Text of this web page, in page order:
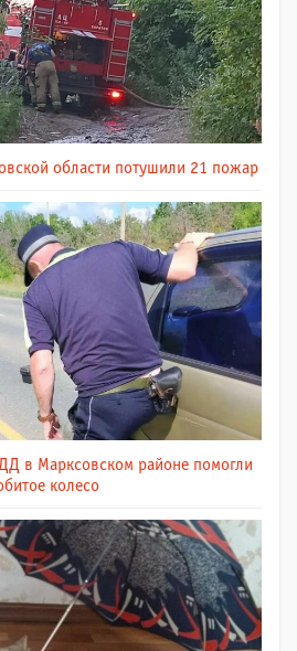
области потушили 21 пожар
в Марксовском районе помогли
колесо